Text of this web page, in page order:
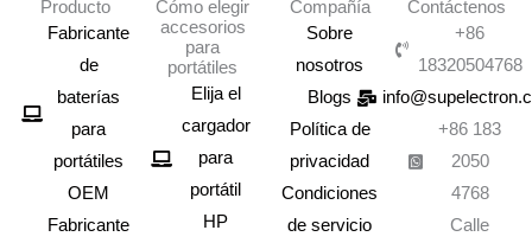
Producto
Fabricante
de
baterías
para
portátiles
OEM
Fabricante
Cómo elegir
accesorios
para
portátiles
Elija el
cargador
para
portátil
HP
Compañía
Sobre
nosotros
Blogs
Política de
privacidad
Condiciones
de servicio
Contáctenos
+86
18320504768
+86 183
2050
4768
Calle